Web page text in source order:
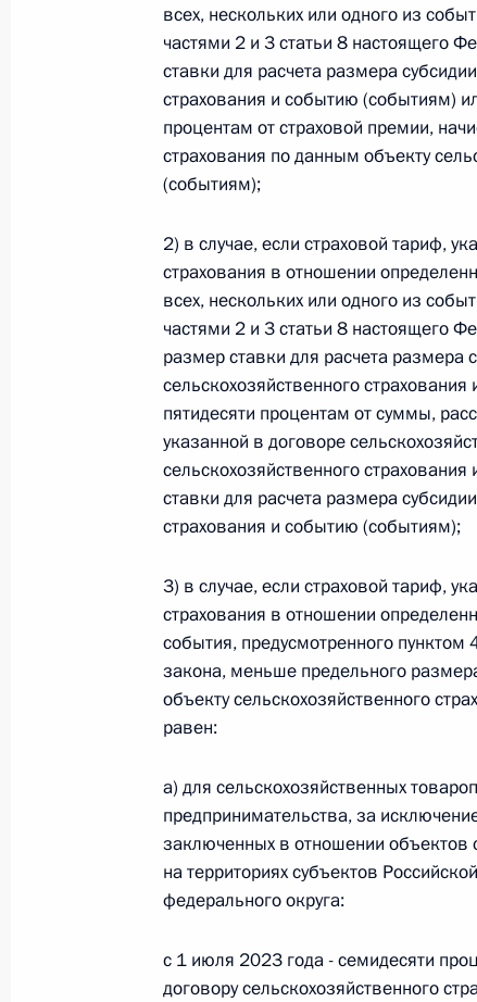
О внесении изменения в статью 2
и добровольчестве (волонтерстве)»
26 июля 2026 года
Федеральный закон от
процессуального кодекса Российской
26 июля 2026 года
Федеральный закон от
О внесении изменений в статью 13–2
и признании утратившим силу пункта 1
изменений в Федеральный закон „Об
26 июля 2026 года
Федеральный закон от
О внесении изменения в статью 10
26 июля 2026 года
О ратификации Соглашения между
Министров Киргизской Республики о
по вопросам внутренних дел и
26 июля 2026 года
Федеральный закон от
всех, нескольких или одного из
частями 2 и 3 статьи 8 настоящего
ставки для расчета размера
страхования и событию (событиям)
процентам от страховой премии,
страхования по данным объекту
(событиям);
2) в случае, если страховой тариф,
страхования в отношении
всех, нескольких или одного из
частями 2 и 3 статьи 8 настоящего
размер ставки для расчета размера
сельскохозяйственного
пятидесяти процентам от суммы,
указанной в договоре
сельскохозяйственного
ставки для расчета размера
страхования и событию (событиям);
3) в случае, если страховой тариф,
страхования в отношении
события, предусмотренного пунктом
закона, меньше предельного
объекту сельскохозяйственного
равен:
а) для сельскохозяйственных
предпринимательства, за
заключенных в отношении объектов
на территориях субъектов
федерального округа:
с 1 июля 2023 года - семидесяти
договору сельскохозяйственного